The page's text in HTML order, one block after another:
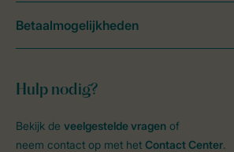
Hulp nodig?
Bekijk de veelgestelde vragen of
neem contact op met het Contact Center.
Betaalmogelijkheden